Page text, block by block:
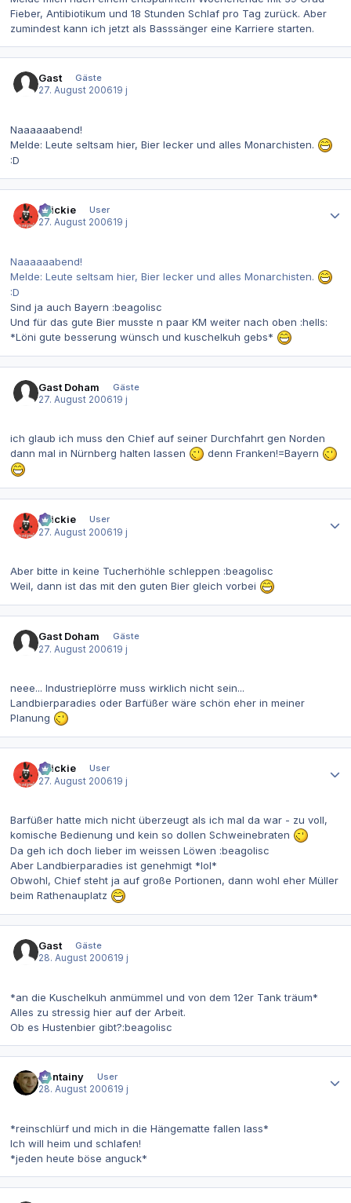
Fieber, Antibiotikum und 18 Stunden Schlaf pro Tag zurück. Aber
zumindest kann ich jetzt als Basssänger eine Karriere starten.
Gast
Gäste
27. August 200619 j
Naaaaaabend!
Melde: Leute seltsam hier, Bier lecker und alles Monarchisten.
:D
chickie
User
27. August 200619 j
Naaaaaabend!
Melde: Leute seltsam hier, Bier lecker und alles Monarchisten.
:D
Sind ja auch Bayern :beagolisc
Und für das gute Bier musste n paar KM weiter nach oben :hells:
*Löni gute besserung wünsch und kuschelkuh gebs*
Gast Doham
Gäste
27. August 200619 j
ich glaub ich muss den Chief auf seiner Durchfahrt gen Norden
dann mal in Nürnberg halten lassen
denn Franken!=Bayern
chickie
User
27. August 200619 j
Aber bitte in keine Tucherhöhle schleppen :beagolisc
Weil, dann ist das mit den guten Bier gleich vorbei
Gast Doham
Gäste
27. August 200619 j
neee... Industrieplörre muss wirklich nicht sein...
Landbierparadies oder Barfüßer wäre schön eher in meiner
Planung
chickie
User
27. August 200619 j
Barfüßer hatte mich nicht überzeugt als ich mal da war - zu voll,
komische Bedienung und kein so dollen Schweinebraten
Da geh ich doch lieber im weissen Löwen :beagolisc
Aber Landbierparadies ist genehmigt *lol*
Obwohl, Chief steht ja auf große Portionen, dann wohl eher Müller
beim Rathenauplatz
Gast
Gäste
28. August 200619 j
*an die Kuschelkuh anmümmel und von dem 12er Tank träum*
Alles zu stressig hier auf der Arbeit.
Ob es Hustenbier gibt?:beagolisc
Containy
User
28. August 200619 j
*reinschlürf und mich in die Hängematte fallen lass*
Ich will heim und schlafen!
*jeden heute böse anguck*